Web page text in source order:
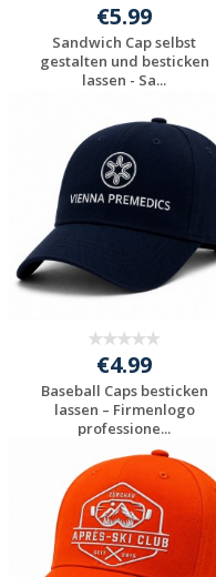
€5.99
Sandwich Cap selbst
gestalten und besticken
lassen - Sa...
Jetzt Angebot
anfordern
€4.99
Baseball Caps besticken
lassen – Firmenlogo
professione...
Jetzt Angebot
anfordern